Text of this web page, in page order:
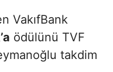
VakıfBank
ödülünü TVF
takdim